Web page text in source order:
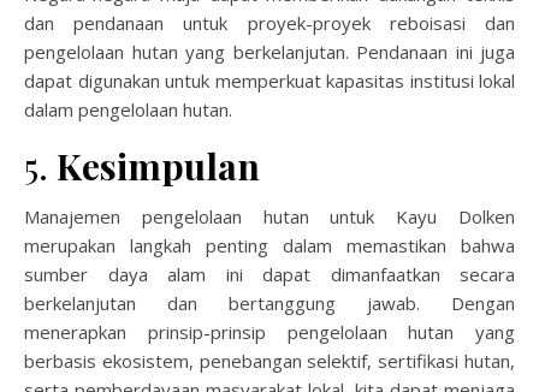
dan pendanaan untuk proyek-proyek reboisasi dan
pengelolaan hutan yang berkelanjutan. Pendanaan ini juga
dapat digunakan untuk memperkuat kapasitas institusi lokal
dalam pengelolaan hutan.
5. Kesimpulan
Manajemen pengelolaan hutan untuk Kayu Dolken
merupakan langkah penting dalam memastikan bahwa
sumber daya alam ini dapat dimanfaatkan secara
berkelanjutan dan bertanggung jawab. Dengan
menerapkan prinsip-prinsip pengelolaan hutan yang
berbasis ekosistem, penebangan selektif, sertifikasi hutan,